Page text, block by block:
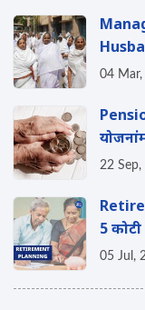
04
कोणती
22
5
05 Jul,